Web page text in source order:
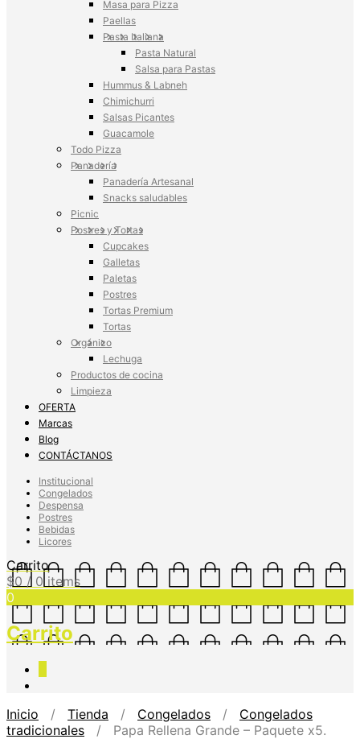
Masa para Pizza
Paellas
Pasta Italiana
Pasta Natural
Salsa para Pastas
Hummus & Labneh
Chimichurri
Salsas Picantes
Guacamole
Todo Pizza
Panadería
Panadería Artesanal
Snacks saludables
Picnic
Postres y Tortas
Cupcakes
Galletas
Paletas
Postres
Tortas Premium
Tortas
Orgánico
Lechuga
Productos de cocina
Limpieza
OFERTA
Marcas
Blog
CONTÁCTANOS
Institucional
Congelados
Despensa
Postres
Bebidas
Licores
Carrito
$0 / 0 items
0
Carrito
Inicio / Tienda / Congelados / Congelados
tradicionales / Papa Rellena Grande – Paquete x5.